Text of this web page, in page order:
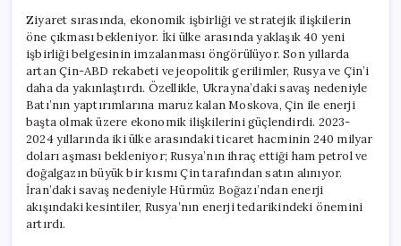
Ziyaret sırasında, ekonomik işbirliği ve stratejik ilişkilerin
öne çıkması bekleniyor. İki ülke arasında yaklaşık 40 yeni
işbirliği belgesinin imzalanması öngörülüyor. Son yıllarda
artan Çin-ABD rekabeti ve jeopolitik gerilimler, Rusya ve Çin’i
daha da yakınlaştırdı. Özellikle, Ukrayna’daki savaş nedeniyle
Batı’nın yaptırımlarına maruz kalan Moskova, Çin ile enerji
başta olmak üzere ekonomik ilişkilerini güçlendirdi. 2023-
2024 yıllarında iki ülke arasındaki ticaret hacminin 240 milyar
doları aşması bekleniyor; Rusya’nın ihraç ettiği ham petrol ve
doğalgazın büyük bir kısmı Çin tarafından satın alınıyor.
İran’daki savaş nedeniyle Hürmüz Boğazı’ndan enerji
akışındaki kesintiler, Rusya’nın enerji tedarikindeki önemini
artırdı.